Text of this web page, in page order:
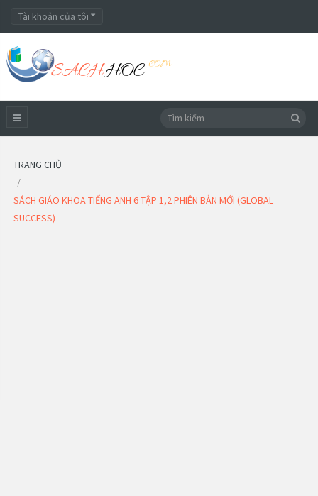
Tài khoản của tôi
TRANG CHỦ
SÁCH GIÁO KHOA TIẾNG ANH 6 TẬP 1,2 PHIÊN BẢN MỚI (GLOBAL
SUCCESS)